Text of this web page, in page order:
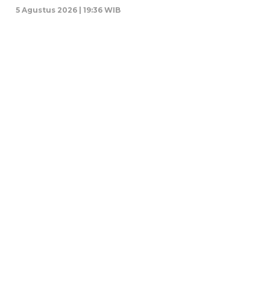
5 Agustus 2026 | 19:36 WIB